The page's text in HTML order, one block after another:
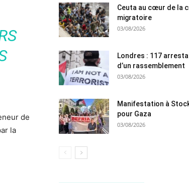
de
la
Ceuta au cœur de la
migratoire
03/08/2026
Londres : 117
d’un rassemblement
03/08/2026
Manifestation à
pour Gaza
03/08/2026